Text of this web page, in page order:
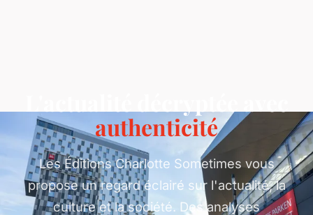
authenticité
Les Éditions Charlotte Sometimes vous
propose un regard éclairé sur l'actualité, la
culture et la société. Des analyses